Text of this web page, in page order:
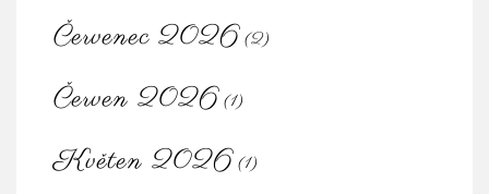
Červenec 2026 (2)
Červen 2026 (1)
Květen 2026 (1)